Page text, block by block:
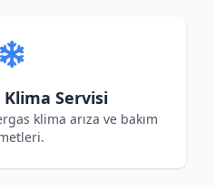
Servisi
klima arıza ve bakım